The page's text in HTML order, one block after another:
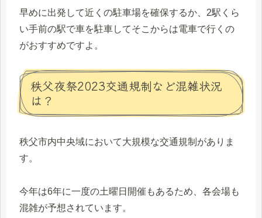
早めに出発して近くの駐車場を確保するか、2駅くら
い手前の駅で車を駐車してそこからは電車で行くの
がおすすめですよ。
秩父夜祭2023交通規制など混雑状況
は？
秩父市内中央域において大規模な交通規制がありま
す。
今年は6年に一度の土曜日開催もあるため、各会場も
混雑が予想されています。